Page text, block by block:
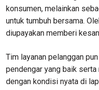
konsumen, melainkan
untuk tumbuh bersama.
diupayakan memberi
Tim layanan pelanggan
pendengar yang baik
dengan kondisi nyata di